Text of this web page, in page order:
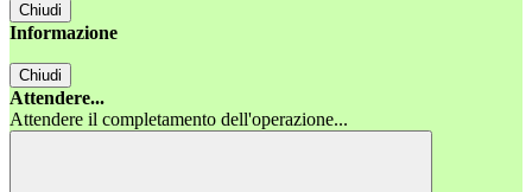
Chiudi
Informazione
Chiudi
Attendere...
Attendere il completamento dell'operazione...